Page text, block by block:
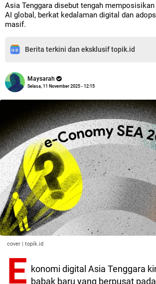
Asia Tenggara disebut tengah
AI global, berkat kedalaman digital dan
masif.
Berita terkini dan eksklusif topik.id
Maysarah
Selasa, 11 November 2025 - 12:15
cover | topik.id
E konomi digital Asia Tenggara
babak baru yang berpusat